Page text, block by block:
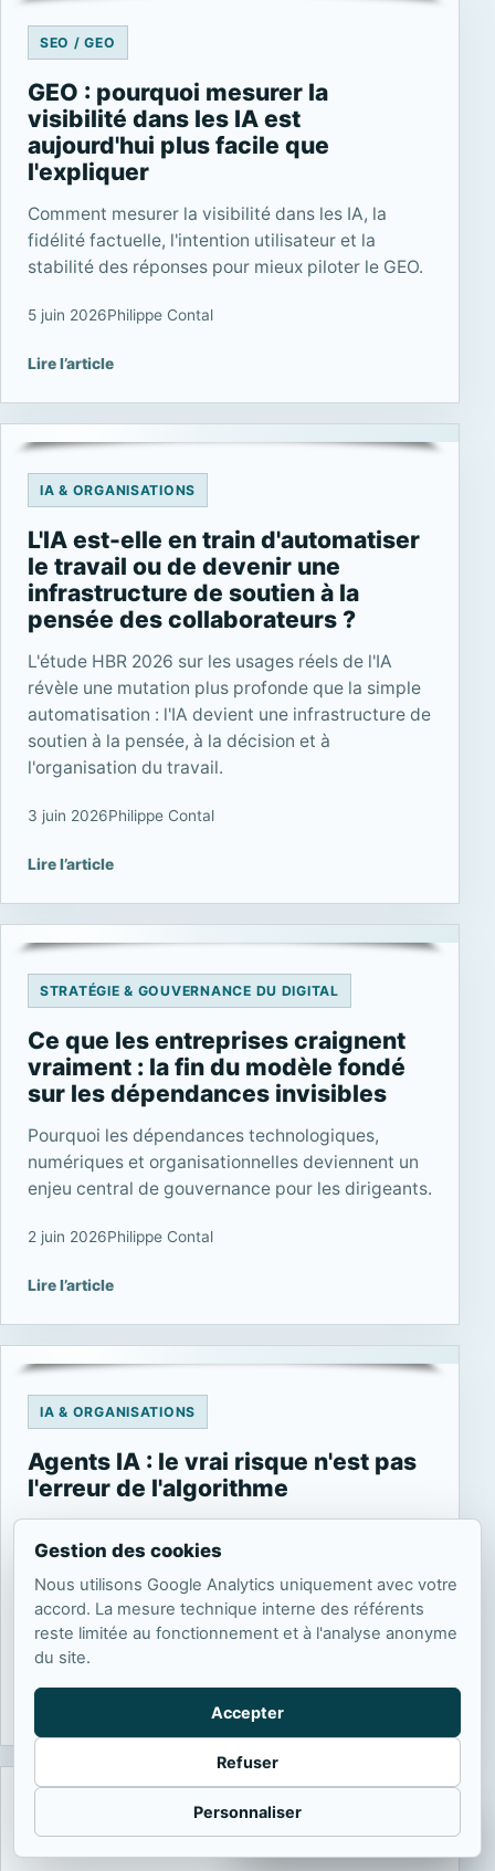
SEO / GEO
GEO : pourquoi mesurer la
visibilité dans les IA est
aujourd'hui plus facile que
l'expliquer
Comment mesurer la visibilité dans les IA, la
fidélité factuelle, l'intention utilisateur et la
stabilité des réponses pour mieux piloter le GEO.
5 juin 2026Philippe Contal
Lire l’article
IA & ORGANISATIONS
L'IA est-elle en train d'automatiser
le travail ou de devenir une
infrastructure de soutien à la
pensée des collaborateurs ?
L'étude HBR 2026 sur les usages réels de l'IA
révèle une mutation plus profonde que la simple
automatisation : l'IA devient une infrastructure de
soutien à la pensée, à la décision et à
l'organisation du travail.
3 juin 2026Philippe Contal
Lire l’article
STRATÉGIE & GOUVERNANCE DU DIGITAL
Ce que les entreprises craignent
vraiment : la fin du modèle fondé
sur les dépendances invisibles
Pourquoi les dépendances technologiques,
numériques et organisationnelles deviennent un
enjeu central de gouvernance pour les dirigeants.
2 juin 2026Philippe Contal
Lire l’article
IA & ORGANISATIONS
Agents IA : le vrai risque n'est pas
l'erreur de l'algorithme
problème de performance. Leur véritable enjeu
concerne la gouvernance des comportements
émergents dans les organisations.
31 mai 2026
IA & DIRIGEANTS
Gestion des cookies
Nous utilisons Google Analytics uniquement avec votre
accord. La mesure technique interne des référents
reste limitée au fonctionnement et à l'analyse anonyme
du site.
Accepter
Refuser
Personnaliser